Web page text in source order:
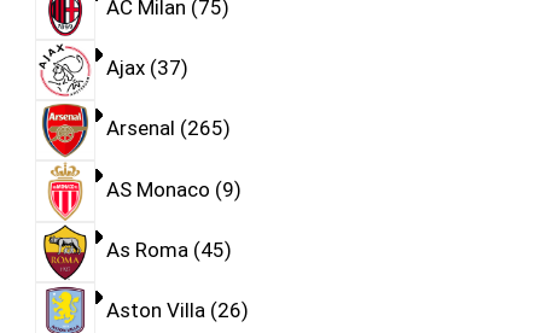
AC Milan 75
Ajax 37
Arsenal 265
AS Monaco 9
As Roma 45
Aston Villa 26